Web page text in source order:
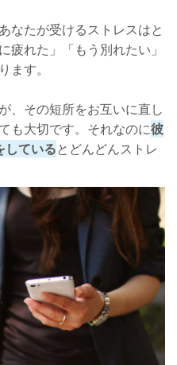
なたが受けるストレスはと
疲れた」「もう別れたい」
ます。
、その短所をお互いに直し
も大切です。それなのに彼
しているとどんどんストレ